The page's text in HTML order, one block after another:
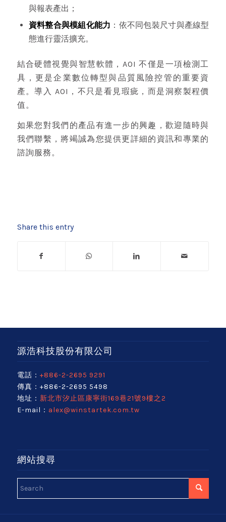
與報表產出；
資料整合與模組化能力 ：依不同包裝尺寸與產線型
態進行靈活擴充。
結合硬體視覺與智慧軟體，AOI 不僅是一項檢測工
具，更是企業數位轉型與品質風險控管的重要資
產。導入 AOI，不只是看見瑕疵，而是洞察製程價
值。
如果您對我們的產品有進一步的興趣，歡迎隨時與
我們聯繫，將竭誠為您提供更詳細的資訊和專業的
諮詢服務。
Share this entry
源浩科技股份有限公司
電話： +886-2-2695 9291
傳真：+886-2-2695 5498
地址： 新北市汐止區康寧街169巷21號9樓之2
E-mail： alex@winstartek.com.tw
網站搜尋